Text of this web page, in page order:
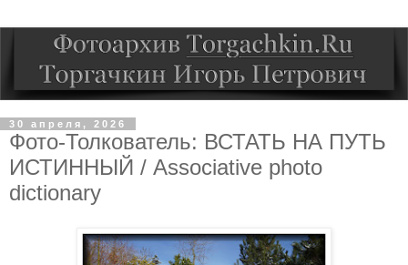
30 апреля, 2026
Фото-Толкователь: ВСТАТЬ НА ПУТЬ
ИСТИННЫЙ / Associative photo
dictionary